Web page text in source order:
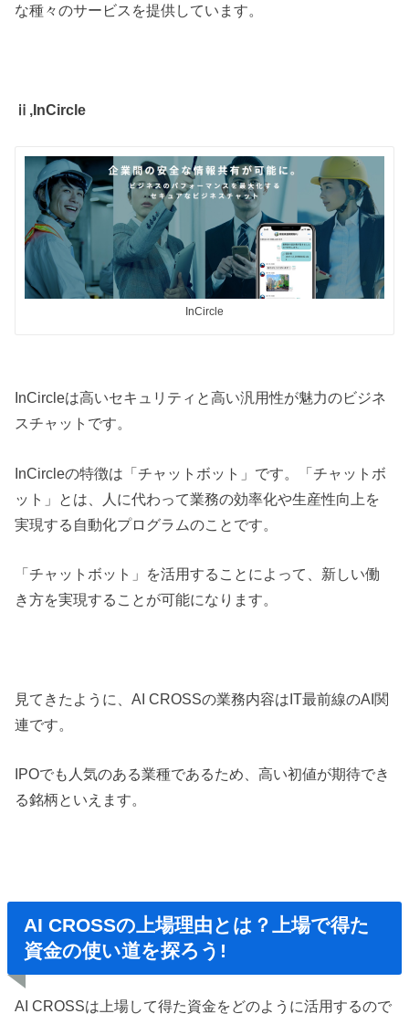
な種々のサービスを提供しています。
ⅱ,InCircle
InCircle
InCircleは高いセキュリティと高い汎用性が魅力のビジネ
スチャットです。
InCircleの特徴は「チャットボット」です。「チャットボ
ット」とは、人に代わって業務の効率化や生産性向上を
実現する自動化プログラムのことです。
「チャットボット」を活用することによって、新しい働
き方を実現することが可能になります。
見てきたように、AI CROSSの業務内容はIT最前線のAI関
連です。
IPOでも人気のある業種であるため、高い初値が期待でき
る銘柄といえます。
AI CROSSの上場理由とは？上場で得た
資金の使い道を探ろう!
AI CROSSは上場して得た資金をどのように活用するので